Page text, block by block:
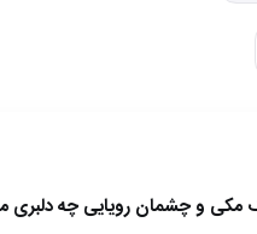
مکی و چشمان رویایی چه دلبری